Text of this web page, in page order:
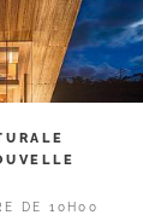
DE 10H00